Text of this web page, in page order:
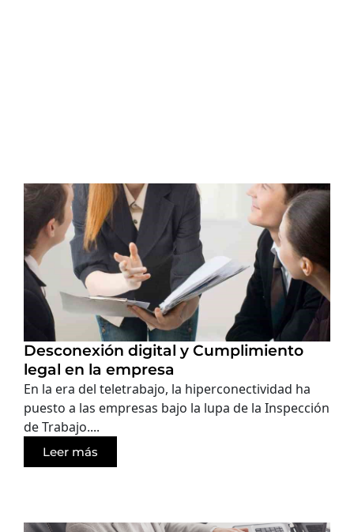
Desconexión digital y Cumplimiento
legal en la empresa
En la era del teletrabajo, la hiperconectividad ha
puesto a las empresas bajo la lupa de la Inspección
de Trabajo....
Leer más